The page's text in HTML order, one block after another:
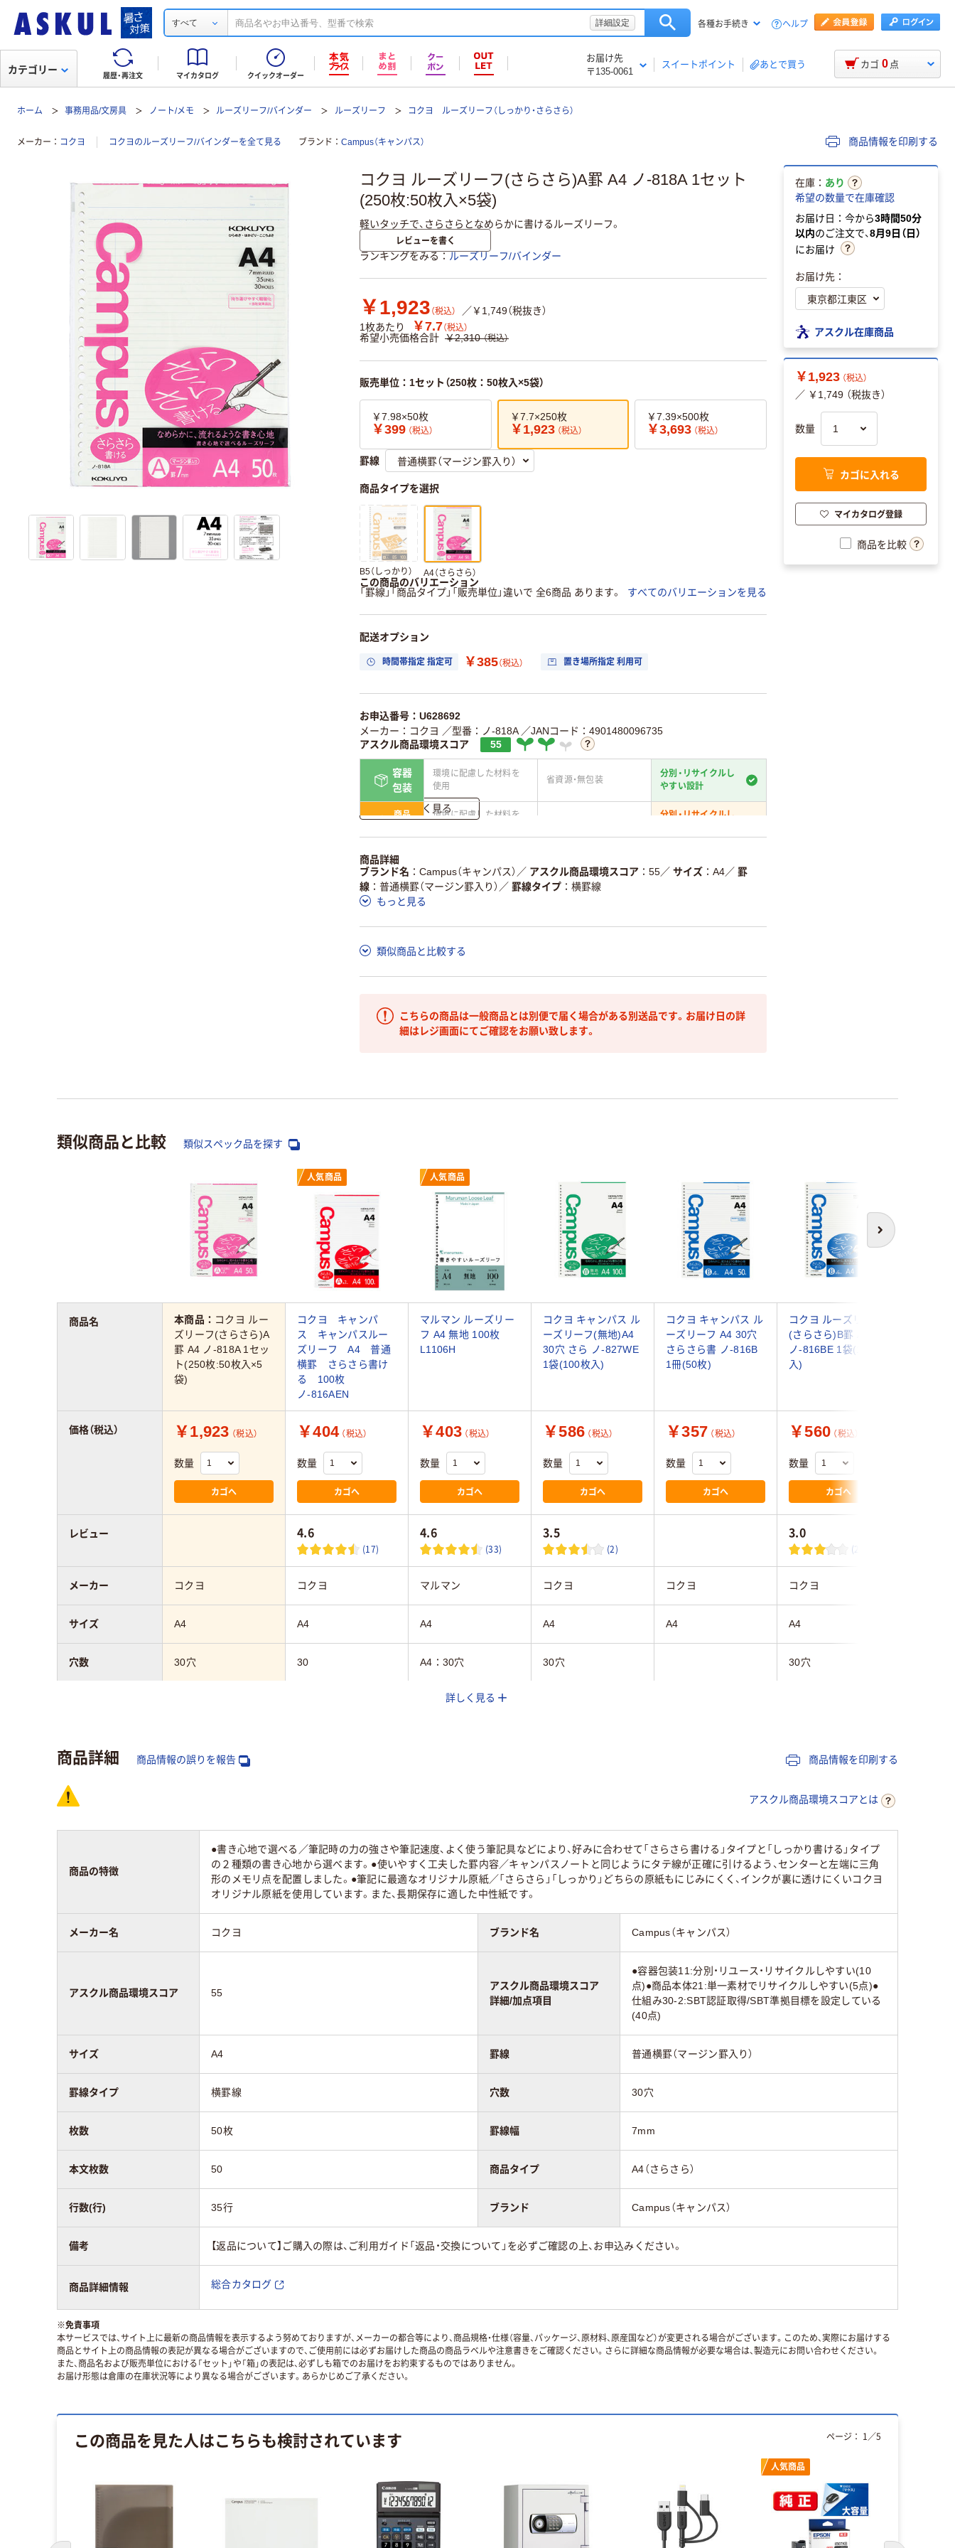
すべて 詳細設定 各種お手続き ヘルプ
履歴・再注文 マイカタログ クイックオーダー
お届け先
〒135-0061
スイートポイント あとで買う
カテゴリー カゴ 0 点
ホーム 事務用品/文房具 ノート/メモ ルーズリーフ/バインダー ルーズリーフ コクヨ ルーズリーフ（しっかり・さらさら）
メーカー コクヨ コクヨのルーズリーフ/バインダーを全て見る ブランド Campus（キャンパス） 商品情報を印刷する
コクヨ ルーズリーフ(さらさら)A罫 A4 ノ-818A 1セット
(250枚:50枚入×5袋)
軽いタッチで、さらさらとなめらかに書けるルーズリーフ。
レビューを書く
ランキングをみる ルーズリーフ/バインダー
￥1,923 （税込）
／￥1,749（税抜き）
1枚あたり
￥7.7（税込）
希望小売価格合計 ￥2,310 （税込）
販売単位：1セット（250枚：50枚入×5袋）
￥7.98×50枚
￥399 （税込）
￥7.7×250枚
￥1,923 （税込）
￥7.39×500枚
￥3,693 （税込）
罫線
商品タイプを選択
B5（しっかり） A4（さらさら）
この商品のバリエーション
「罫線」「商品タイプ」「販売単位」違いで 全6商品 あります。
すべてのバリエーションを見る
配送オプション
時間帯指定 指定可 ￥385（税込） 置き場所指定 利用可
お申込番号：U628692
メーカー：コクヨ ／型番：ノ-818A ／JANコード：4901480096735
アスクル商品環境スコア
55
容器
包装
環境に配慮した材料を
使用
省資源・無包装
分別・リサイクルし
やすい設計
商品
環境に配慮した材料を
分別・リサイクルし
仕組
ている
削減
この商品の環境配慮ポイントです。詳しくはページ下部の商品詳細「
ア詳細／加点項目
詳しく見る
商品詳細
ブランド名
Campus（キャンパス） ／ アスクル商品環境スコア 55／ サイズ A4／ 罫
線
普通横罫（マージン罫入り） ／ 罫線タイプ
横罫線
もっと見る
類似商品と比較する
こちらの商品は一般商品とは別便で届く場合がある別送品です。お届け日の詳
細はレジ画面にてご確認をお願い致します。
在庫： あり
希望の数量で在庫確認
お届け日：今から3時間50分
以内のご注文で、8月9日（日）
にお届け
お届け先：
アスクル在庫商品
￥1,923 （税込）
／ ￥1,749 （税抜き）
数量
カゴに入れる
マイカタログ登録
商品を比較
類似商品と比較 類似スペック品を探す
次へ
人気商品 人気商品
本商品： コクヨ ルー
ズリーフ(さらさら)A
罫 A4 ノ-818A 1セッ
ト(250枚:50枚入×5
袋)
コクヨ キャンパ
ス キャンパスルー
ズリーフ A4 普通
横罫 さらさら書け
る 100枚
ノ-816AEN
マルマン ルーズリー
フ A4 無地 100枚
L1106H
コクヨ キャンパス ル
ーズリーフ(無地)A4
30穴 さら ノ-827WE
1袋(100枚入)
コクヨ キャンパス ル
ーズリーフ A4 30穴
さらさら書 ノ-816B
1冊(50枚)
コクヨ ルーズリーフ
(さらさら)B罫 A4
ノ-816BE 1袋(100枚
入)
￥1,923 （税込）
数量
カゴへ
￥404 （税込）
数量
カゴへ
￥403 （税込）
数量
カゴへ
￥586 （税込）
数量
カゴへ
￥357 （税込）
数量
カゴへ
￥560 （税込）
数量
カゴへ
4.6
(17)
4.6
(33)
3.5
(2)
3.0
(2)
コクヨ コクヨ マルマン コクヨ コクヨ コクヨ
A4 A4 A4 A4 A4 A4
30穴 30 A4：30穴 30穴 30穴
商品名
価格（税込）
レビュー
メーカー
サイズ
穴数
スコア
詳しく見る
商品詳細 商品情報の誤りを報告 商品情報を印刷する
アスクル商品環境スコアとは
商品の特徴
●書き心地で選べる／筆記時の力の強さや筆記速度、よく使う筆記具などにより、好みに合わせて「さらさら書ける」タイプと「しっかり書ける」タイプ
の２種類の書き心地から選べます。●使いやすく工夫した罫内容／キャンパスノートと同じようにタテ線が正確に引けるよう、センターと左端に三角
形のメモリ点を配置しました。●筆記に最適なオリジナル原紙／「さらさら」「しっかり」どちらの原紙もにじみにくく、インクが裏に透けにくいコクヨ
オリジナル原紙を使用しています。また、長期保存に適した中性紙です。
メーカー名 コクヨ ブランド名 Campus（キャンパス）
アスクル商品環境スコア 55
アスクル商品環境スコア
詳細/加点項目
●容器包装11:分別・リユース・リサイクルしやすい(10
点)●商品本体21:単一素材でリサイクルしやすい(5点)●
仕組み30-2:SBT認証取得/SBT準拠目標を設定している
(40点)
サイズ A4 罫線 普通横罫（マージン罫入り）
罫線タイプ 横罫線 穴数 30穴
枚数 50枚 罫線幅 7mm
本文枚数 50 商品タイプ A4（さらさら）
行数(行) 35行 ブランド Campus（キャンパス）
備考 【返品について】ご購入の際は、ご利用ガイド「返品・交換について」を必ずご確認の上、お申込みください。
商品詳細情報 総合カタログ
※免責事項
本サービスでは、サイト上に最新の商品情報を表示するよう努めておりますが、メーカーの都合等により、商品規格・仕様（容量、パッケージ、原材料、原産国など）が変更される場合がございます。このため、実際にお届けする
商品とサイト上の商品情報の表記が異なる場合がございますので、ご使用前には必ずお届けした商品の商品ラベルや注意書きをご確認ください。さらに詳細な商品情報が必要な場合は、製造元にお問い合わせください。
また、商品名および販売単位における「セット」や「箱」の表記は、必ずしも箱でのお届けをお約束するものではありません。
お届け形態は倉庫の在庫状況等により異なる場合がございます。あらかじめご了承ください。
この商品を見た人はこちらも検討されています
人気商品
ページ： 1 ／5